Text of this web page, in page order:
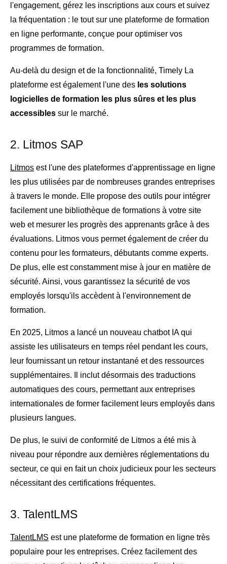
l'engagement, gérez les inscriptions aux cours et suivez
la fréquentation : le tout sur une plateforme de formation
en ligne performante, conçue pour optimiser vos
programmes de formation.
Au-delà du design et de la fonctionnalité, Timely La
plateforme est également l'une des les solutions
logicielles de formation les plus sûres et les plus
accessibles sur le marché.
2. Litmos SAP
Litmos est l'une des plateformes d'apprentissage en ligne
les plus utilisées par de nombreuses grandes entreprises
à travers le monde. Elle propose des outils pour intégrer
facilement une bibliothèque de formations à votre site
web et mesurer les progrès des apprenants grâce à des
évaluations. Litmos vous permet également de créer du
contenu pour les formateurs, débutants comme experts.
De plus, elle est constamment mise à jour en matière de
sécurité. Ainsi, vous garantissez la sécurité de vos
employés lorsqu'ils accèdent à l'environnement de
formation.
En 2025, Litmos a lancé un nouveau chatbot IA qui
assiste les utilisateurs en temps réel pendant les cours,
leur fournissant un retour instantané et des ressources
supplémentaires. Il inclut désormais des traductions
automatiques des cours, permettant aux entreprises
internationales de former facilement leurs employés dans
plusieurs langues.
De plus, le suivi de conformité de Litmos a été mis à
niveau pour répondre aux dernières réglementations du
secteur, ce qui en fait un choix judicieux pour les secteurs
nécessitant des certifications fréquentes.
3. TalentLMS
TalentLMS est une plateforme de formation en ligne très
populaire pour les entreprises. Créez facilement des